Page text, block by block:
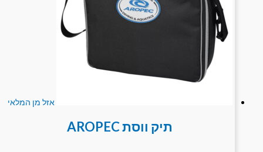
אזל מן המלאי
תיק ווסת AROPEC